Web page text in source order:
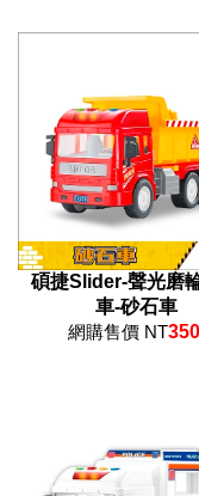
碩捷Slider-聲光磨
車-砂石車
網購售價 NT350